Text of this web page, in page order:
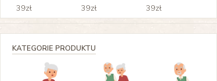
39zł 39zł 39zł
KATEGORIE PRODUKTU